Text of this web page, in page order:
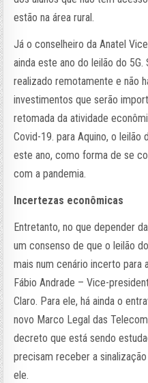
estão na área rural.
Já o conselheiro da Anatel
ainda este ano do leilão do
realizado remotamente e não
investimentos que serão
retomada da atividade
Covid-19. para Aquino, o leilão
este ano, como forma de se
com a pandemia.
Incertezas econômicas
Entretanto, no que depender
um consenso de que o leilão
mais num cenário incerto para
Fábio Andrade – Vice-
Claro. Para ele, há ainda o
novo Marco Legal das
decreto que está sendo
precisam receber a
ele.